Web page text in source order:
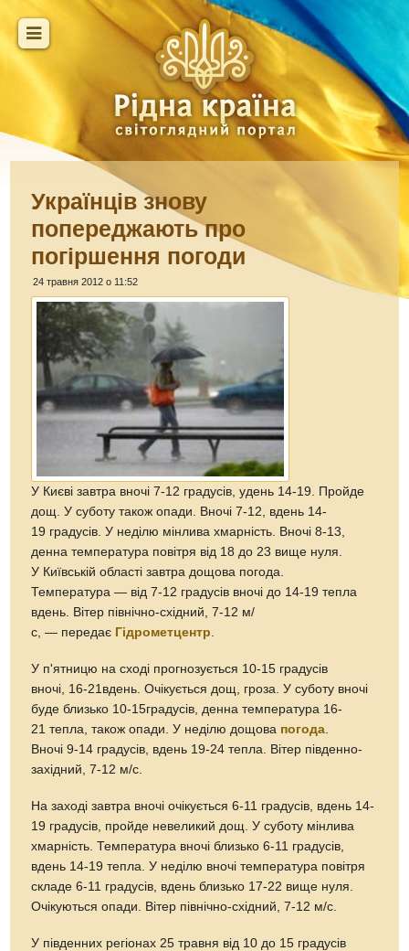
Українців знову
попереджають про
погіршення погоди
24 травня 2012 о 11:52
У Києві завтра вночі 7-12 градусів, удень 14-19. Пройде
дощ. У суботу також опади. Вночі 7-12, вдень 14-
19 градусів. У неділю мінлива хмарність. Вночі 8-13,
денна температура повітря від 18 до 23 вище нуля.
У Київській області завтра дощова погода.
Температура — від 7-12 градусів вночі до 14-19 тепла
вдень. Вітер північно-східний, 7-12 м/
с, — передає Гідрометцентр
У п'ятницю на сході прогнозується 10-15 градусів
вночі, 16-21вдень. Очікується дощ, гроза. У суботу вночі
буде близько 10-15градусів, денна температура 16-
21 тепла, також опади. У неділю дощова погода
Вночі 9-14 градусів, вдень 19-24 тепла. Вітер південно-
західний, 7-12 м/с.
На заході завтра вночі очікується 6-11 градусів, вдень 14-
19 градусів, пройде невеликий дощ. У суботу мінлива
хмарність. Температура вночі близько 6-11 градусів,
вдень 14-19 тепла. У неділю вночі температура повітря
складе 6-11 градусів, вдень близько 17-22 вище нуля.
Очікуються опади. Вітер північно-східний, 7-12 м/с.
У південних регіонах 25 травня від 10 до 15 градусів